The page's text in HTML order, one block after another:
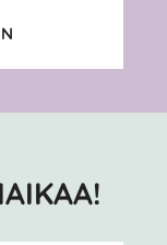
N